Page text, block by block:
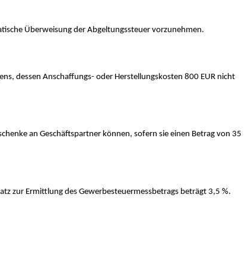
Überweisung der Abgeltungssteuer vorzunehmen.
dessen Anschaffungs- oder Herstellungskosten 800 EUR nicht
an Geschäftspartner können, sofern sie einen Betrag von 35
zur Ermittlung des Gewerbesteuermessbetrags beträgt 3,5 %.